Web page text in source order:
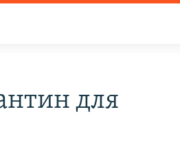
для